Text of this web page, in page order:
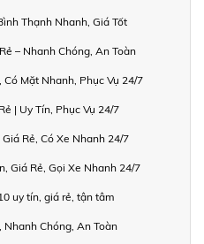
Thạnh Nhanh, Giá Tốt
– Nhanh Chóng, An Toàn
Có Mặt Nhanh, Phục Vụ 24/7
| Uy Tín, Phục Vụ 24/7
Rẻ, Có Xe Nhanh 24/7
Giá Rẻ, Gọi Xe Nhanh 24/7
uy tín, giá rẻ, tận tâm
Nhanh Chóng, An Toàn